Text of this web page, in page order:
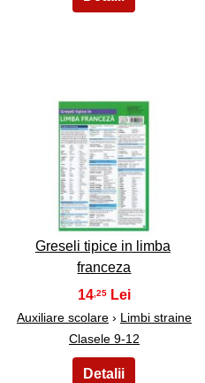
30
Greseli tipice in limba
franceza
14 ,25
Auxiliare scolare› Limbi straine
Clasele 9-12